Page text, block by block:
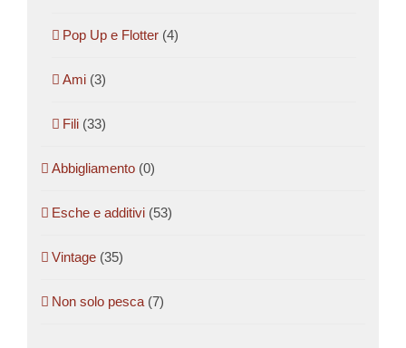
Pop Up e Flotter (4)
Ami (3)
Fili (33)
Abbigliamento (0)
Esche e additivi (53)
Vintage (35)
Non solo pesca (7)